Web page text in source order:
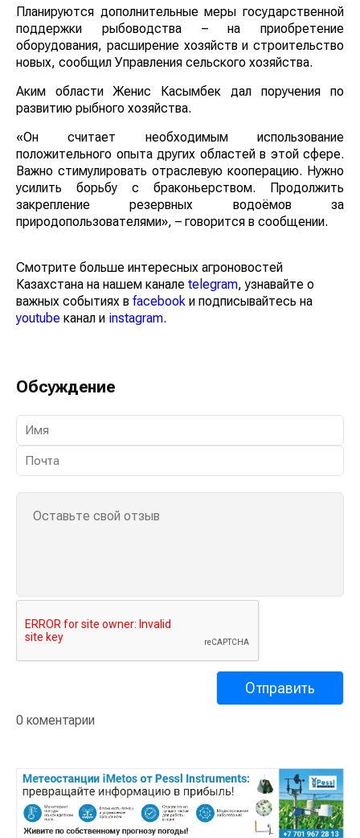
Планируются дополнительные меры государственной
поддержки рыбоводства – на приобретение
оборудования, расширение хозяйств и строительство
новых, сообщил Управления сельского хозяйства.
Аким области Женис Касымбек дал поручения по
развитию рыбного хозяйства.
«Он считает необходимым использование
положительного опыта других областей в этой сфере.
Важно стимулировать отраслевую кооперацию. Нужно
усилить борьбу с браконьерством. Продолжить
закрепление резервных водоёмов за
природопользователями», – говорится в сообщении.
Смотрите больше интересных агроновостей
Казахстана на нашем канале telegram, узнавайте о
важных событиях в facebook и подписывайтесь на
youtube канал и instagram.
Обсуждение
0 коментарии